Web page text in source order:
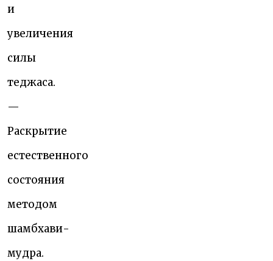
и
увеличения
силы
теджаса.
—
Раскрытие
естественного
состояния
методом
шамбхави-
мудра.